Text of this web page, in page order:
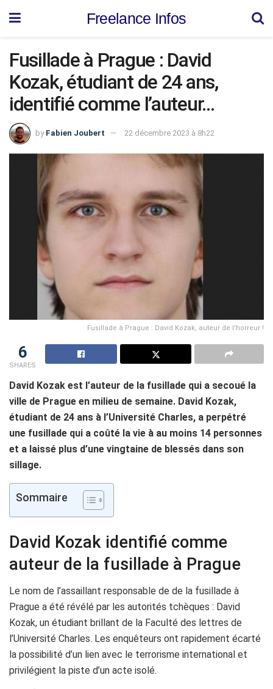
Freelance Infos
Fusillade à Prague : David
Kozak, étudiant de 24 ans,
identifié comme l’auteur…
by Fabien Joubert 22 décembre 2023 à 8h22
Fusillade à Prague : David Kozak, auteur de l'horreur !
6
SHARES
David Kozak est l’auteur de la fusillade qui a secoué la
ville de Prague en milieu de semaine. David Kozak,
étudiant de 24 ans à l’Université Charles, a perpétré
une fusillade qui a coûté la vie à au moins 14 personnes
et a laissé plus d’une vingtaine de blessés dans son
sillage.
Sommaire
David Kozak identifié comme
auteur de la fusillade à Prague
Le nom de l’assaillant responsable de de la fusillade à
Prague a été révélé par les autorités tchèques : David
Kozak, un étudiant brillant de la Faculté des lettres de
l’Université Charles. Les enquêteurs ont rapidement écarté
la possibilité d’un lien avec le terrorisme international et
privilégient la piste d’un acte isolé.